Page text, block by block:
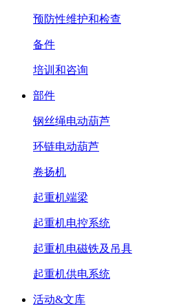
预防性维护和检查
备件
培训和咨询
部件
钢丝绳电动葫芦
环链电动葫芦
卷扬机
起重机端梁
起重机电控系统
起重机电磁铁及吊具
起重机供电系统
活动&文库